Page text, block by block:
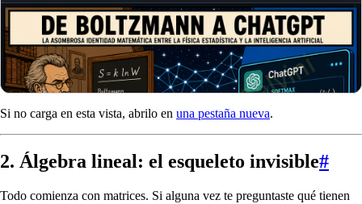
Si no carga en esta vista, abrilo en una pestaña nueva.
2. Álgebra lineal: el esqueleto invisible#
Todo comienza con matrices. Si alguna vez te preguntaste qué tienen